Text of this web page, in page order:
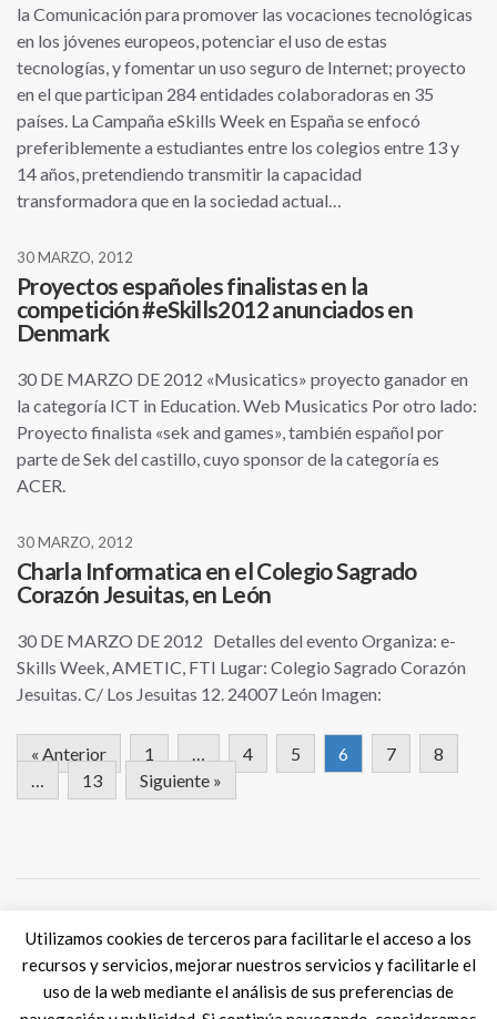
la Comunicación para promover las vocaciones tecnológicas
en los jóvenes europeos, potenciar el uso de estas
tecnologías, y fomentar un uso seguro de Internet; proyecto
en el que participan 284 entidades colaboradoras en 35
países. La Campaña eSkills Week en España se enfocó
preferiblemente a estudiantes entre los colegios entre 13 y
14 años, pretendiendo transmitir la capacidad
transformadora que en la sociedad actual…
30 MARZO, 2012
Proyectos españoles finalistas en la
competición #eSkills2012 anunciados en
Denmark
30 DE MARZO DE 2012 «Musicatics» proyecto ganador en
la categoría ICT in Education. Web Musicatics Por otro lado:
Proyecto finalista «sek and games», también español por
parte de Sek del castillo, cuyo sponsor de la categoría es
ACER.
30 MARZO, 2012
Charla Informatica en el Colegio Sagrado
Corazón Jesuitas, en León
30 DE MARZO DE 2012 Detalles del evento Organiza: e-
Skills Week, AMETIC, FTI Lugar: Colegio Sagrado Corazón
Jesuitas. C/ Los Jesuitas 12. 24007 León Imagen:
« Anterior 1 … 4 5 6 7
8
…
13 Siguiente »
Tweets por @eSkills4Jobs
Utilizamos cookies de terceros para facilitarle el acceso a los
recursos y servicios, mejorar nuestros servicios y facilitarle el
uso de la web mediante el análisis de sus preferencias de